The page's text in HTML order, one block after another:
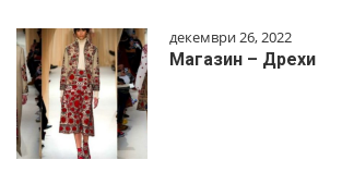
декември 26, 2022
Магазин – Дрехи